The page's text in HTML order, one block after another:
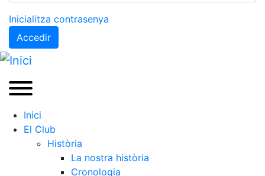
Inicialitza contrasenya
Accedir
Inici
El Club
Història
La nostra història
Cronologia